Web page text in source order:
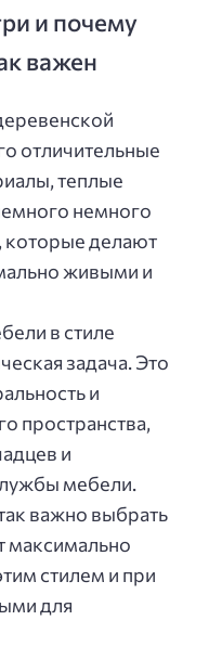
и почему
важен
отличительные
теплые
немного
которые делают
живыми и
в стиле
задача. Это
и
пространства,
и
мебели.
важно выбрать
максимально
стилем и при
для